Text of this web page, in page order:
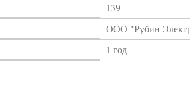
139
ООО "Рубин
1 год